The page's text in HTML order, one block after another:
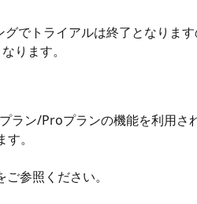
でトライアルは終了となります
ります。
ラン/Proプランの機能を利用さ
。
ご参照ください。